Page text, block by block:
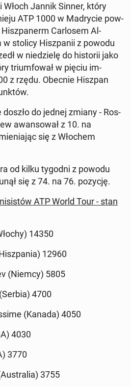
Jannik Sinner, który
ATP 1000 w Madrycie pow­
Hisz­pan­erm Car­losem Al­
stolicy Hisz­panii z powodu
w niedzielę do his­torii jako
tri­um­fował w pięciu im­
z rzędu. Obecnie Hiszpan
doszło do jednej zmiany - Ros­
awan­sował z 10. na
się z Włochem
od kilku tygodni z powodu
się z 74. na 76. pozycję.
ATP World Tour - stan
14350
12960
(Niemcy) 5805
4700
(Kanada) 4050
4030
3770
3755